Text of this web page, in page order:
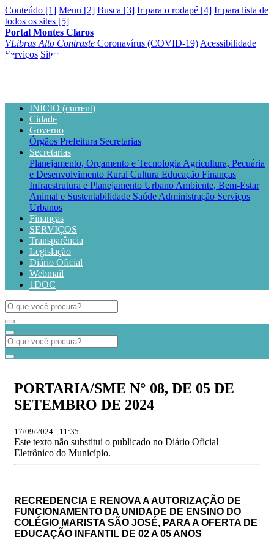
Conteúdo [1] Menu [2] Busca [3] Ir para o rodapé [4] Ir para lista de
todos os sites [5]
Portal Montes Claros
VLibras Alto Contraste Coronavírus (COVID-19) Acessibilidade
Serviços Sites
INÍCIO (current)
Cidade
Governo
Órgãos Prefeitura Secretarias
Secretarias
Planejamento, Orçamento e Tecnologia Agricultura, Pecuária
e Desenvolvimento Rural Cultura Educação Finanças
Infraestrutura e Planejamento Urbano Ambiente, Bem-Estar
Animal e Sustentabilidade Saúde Administração Serviços
Urbanos
Finanças
SERVIÇOS
Transparência
Legislação
Diário Oficial
Webmail
1DOC
PORTARIA/SME N° 08, DE 05 DE
SETEMBRO DE 2024
17/09/2024 - 11:35
Este texto não substitui o publicado no Diário Oficial
Eletrônico do Município.
RECREDENCIA E RENOVA A AUTORIZAÇÃO DE
FUNCIONAMENTO DA UNIDADE DE ENSINO DO
COLÉGIO MARISTA SÃO JOSÉ, PARA A OFERTA DE
EDUCAÇÃO INFANTIL DE 02 A 05 ANOS